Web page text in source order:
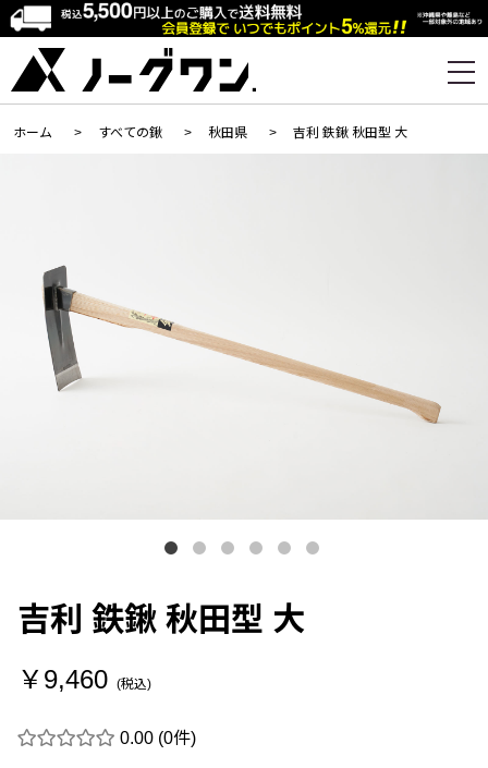
ホーム > すべての鍬 > 秋田県 > 吉利 鉄鍬 秋田型 大
吉利 鉄鍬 秋田型 大
￥9,460 (税込)
0.00 (0件)